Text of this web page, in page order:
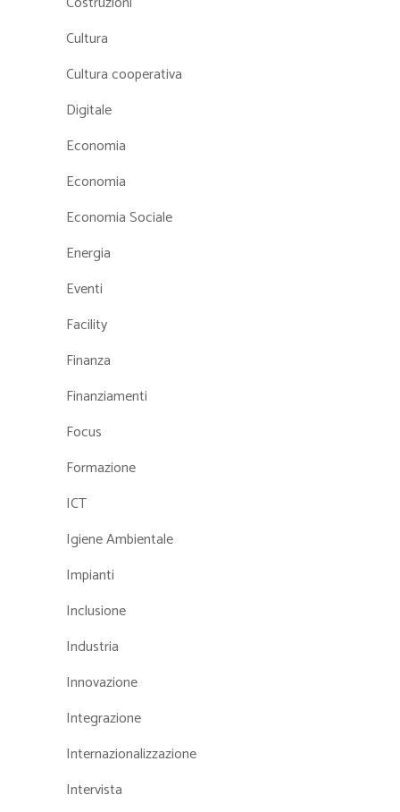
Cultura
Cultura cooperativa
Digitale
Economia
Economia
Economia Sociale
Energia
Eventi
Facility
Finanza
Finanziamenti
Focus
Formazione
ICT
Igiene Ambientale
Impianti
Inclusione
Industria
Innovazione
Integrazione
Internazionalizzazione
Intervista